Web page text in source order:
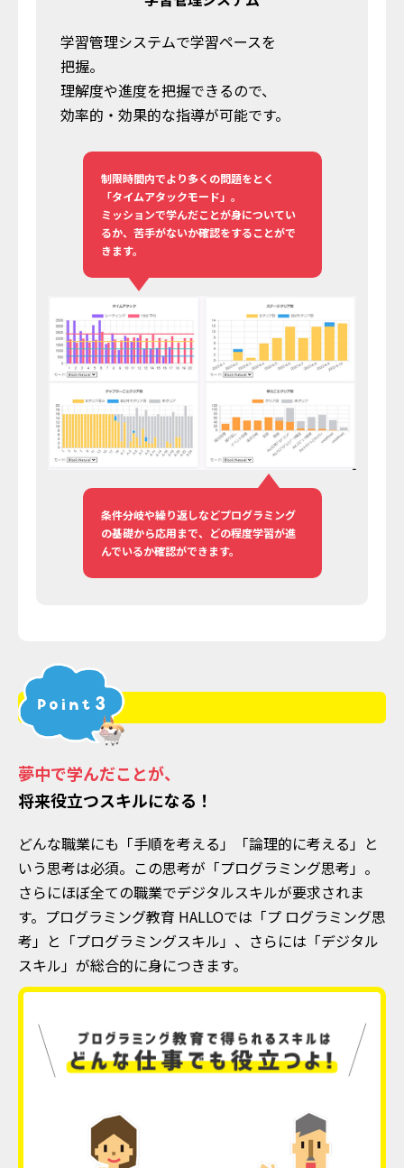
学習管理システムで学習ペースを
把握。
理解度や進度を把握できるので、
効率的・効果的な指導が可能です。
制限時間内でより多くの問題をとく
「タイムアタックモード」。
ミッションで学んだことが身についてい
るか、苦手がないか確認をすることがで
きます。
条件分岐や繰り返しなどプログラミング
の基礎から応用まで、どの程度学習が進
んでいるか確認ができます。
夢中で学んだことが、
将来役立つスキルになる！
どんな職業にも「手順を考える」「論理的に考える」と
いう思考は必須。 この思考が「プログラミング思考」。
さらにほぼ全ての職業でデジタルスキルが要求されま
す。 プログラミング教育 HALLOでは「プ ログラミング思
考」と「プログラミングスキル」、 さらには「デジタル
スキル」が総合的に身につきます。